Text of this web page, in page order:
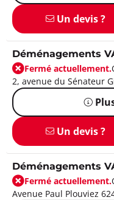
Un devis ?
Déménagements
Fermé actuellement.
2, avenue du Sénateur
Un devis ?
Déménagements
Fermé actuellement.
Avenue Paul Plouviez